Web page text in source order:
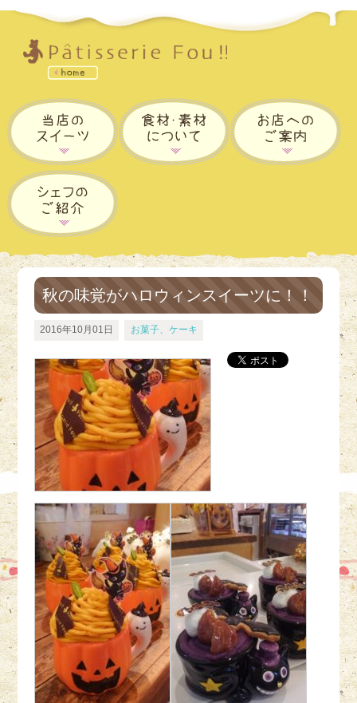
秋の味覚がハロウィンスイーツに！！
2016年10月01日 お菓子、ケーキ